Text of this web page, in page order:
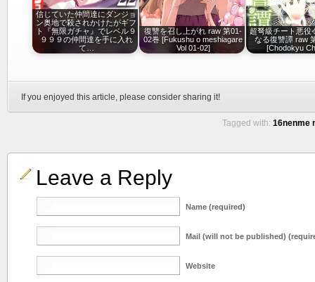
信じていた仲間達にダンジョ
ン奥地で殺されかけたがギフ
ト『無限ガチャ』でレベル９
９９９の仲間達を手に入れ
て…
復讐を召し上がれ raw 第01-
02巻 [Fukushu o meshiagare
Vol 01-02]
超弩級チート悪役
なる復讐譚 raw
[Chodokyu
If you enjoyed this article, please consider sharing it!
Tagged with: 16nenme
Leave a Reply
Name (required)
Mail (will not be published)
Website